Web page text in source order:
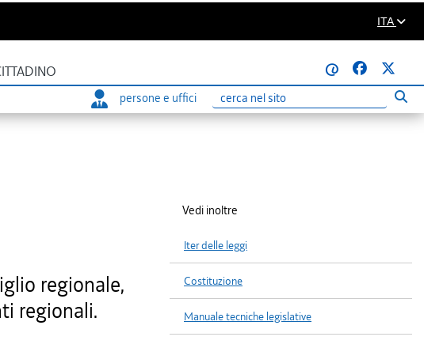
ITA
@
persone e uffici
Ricerca
regionale,
regionali.
Vedi inoltre
Iter delle leggi
Costituzione
Manuale tecniche legislative